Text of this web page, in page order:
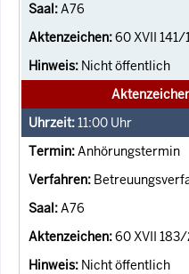
A76
60 XVII 141/
Nicht öffentlich
11:00 Uhr
Anhörungstermin
A76
60 XVII
Nicht öffentlich